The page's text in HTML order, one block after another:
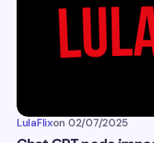
LulaFlixon 02/07/2025